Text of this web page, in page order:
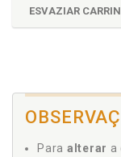
ESVAZIAR
Para alterar a